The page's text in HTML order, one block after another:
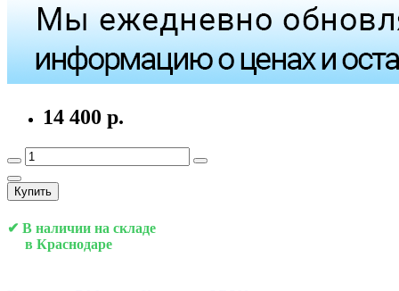
14 400 р.
Купить
✔ В наличии на складе
в Краснодаре